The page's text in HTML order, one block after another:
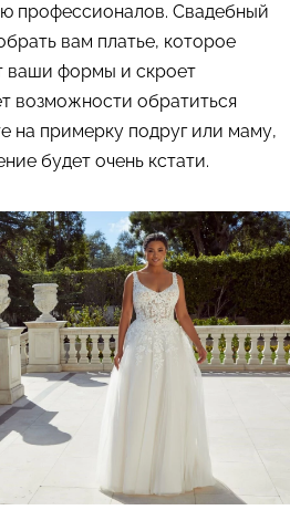
профессионалов. Свадебный
вам платье, которое
ваши формы и скроет
возможности обратиться
на примерку подруг или маму,
будет очень кстати.